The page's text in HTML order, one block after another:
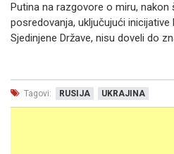
Putina na razgovore o miru,
posredovanja, uključujući inicijative
Sjedinjene Države, nisu doveli do
Tagovi: RUSIJA UKRAJINA